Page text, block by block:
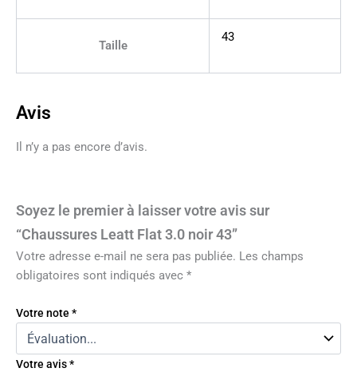
Taille
43
Avis
Il n’y a pas encore d’avis.
Soyez le premier à laisser votre avis sur
“Chaussures Leatt Flat 3.0 noir 43”
Votre adresse e-mail ne sera pas publiée. Les champs
obligatoires sont indiqués avec *
Votre note *
Votre avis*